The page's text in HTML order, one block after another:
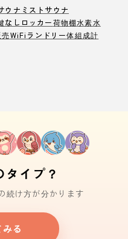
ウナ ミストサウナ
なしロッカー荷物棚水素水
WiFi ランドリー体組成計
イプ？
続け方が分かります
る